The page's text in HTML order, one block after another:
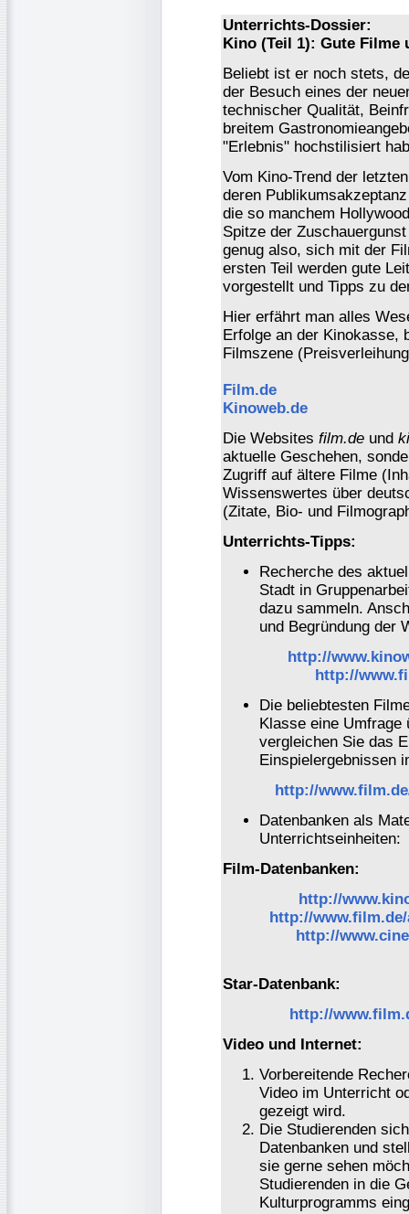
Unterrichts-Dossier:
Kino (Teil 1): Gute Filme
Beliebt ist er noch stets,
der Besuch eines der
technischer Qualität,
breitem
"Erlebnis" hochstilisiert
Vom Kino-Trend der
deren
die so manchem
Spitze der
genug also, sich mit der
ersten Teil werden gute
vorgestellt und Tipps zu
Hier erfährt man alles
Erfolge an der Kinokasse,
Filmszene
Film.de
Kinoweb.de
Die Websites film.de und
aktuelle Geschehen,
Zugriff auf ältere Filme
Wissenswertes über
(Zitate, Bio- und
Unterrichts-Tipps:
Recherche des
Stadt in
dazu sammeln.
und Begründung der
http://
http://
Die beliebtesten
Klasse eine Umfrage
vergleichen Sie das
Einspielergebnissen
http://
Datenbanken als
Unterrichtseinheiten:
Film-Datenbanken:
http://
http://
http://
Star-Datenbank:
http://
Video und Internet:
Vorbereitende
Video im Unterricht
gezeigt wird.
Die Studierenden
Datenbanken und
sie gerne sehen
Studierenden in die
Kulturprogramms